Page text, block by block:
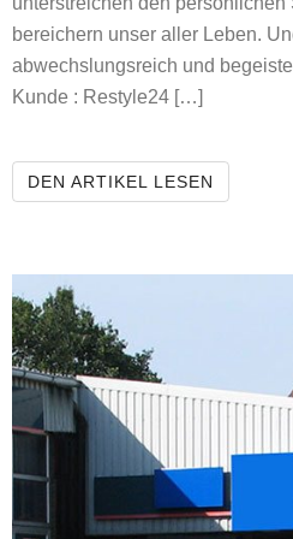
bereichern unser aller Leben.
abwechslungsreich und
Kunde : Restyle24 […]
DEN ARTIKEL LESEN